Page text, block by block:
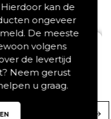
kan de
ongeveer
De meeste
volgens
de levertijd
Neem gerust
u graag.